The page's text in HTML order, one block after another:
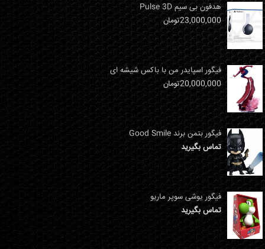
هدفون بی سیم Pulse 3D
23,000,000تومان
فیگور اسپایدر من با باکس شیشه ای
20,000,000تومان
فیگور بتمن برند Good Smile
تماس بگیرید
فیگور یوشی سوپر ماریو
تماس بگیرید